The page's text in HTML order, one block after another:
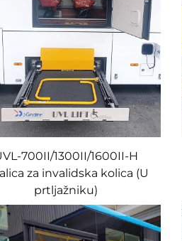
700II/1300II/1600II-H
za invalidska kolica (U
prtljažniku)